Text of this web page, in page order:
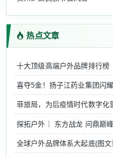
热点文章
十大顶级高端户外品牌排行榜
喜夺5金！扬子江药业集团闪
菲旅局，为后疫情时代数字化
探拓户外｜ 东方战龙 问鼎巅峰
全球户外品牌体系大起底(图文